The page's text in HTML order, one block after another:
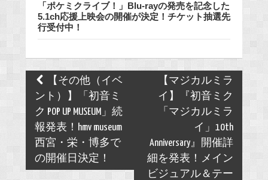
「ポケミクライブ！」Blu-rayの発売を記念した
5.1ch応援上映会の開催が決定！チケット抽選先
行受付中！
Post
navigation
【その他（イベ
ント）】「初音ミ
ク POP UP MUSEUM」続
報発表！hmv museum
西宮・栄・博多で
の開催日決定！
【マジカルミラ
イ】『初音ミク
「マジカルミラ
イ」10th
Anniversary』開催詳
細を発表！メイン
ビジュアル＆テー